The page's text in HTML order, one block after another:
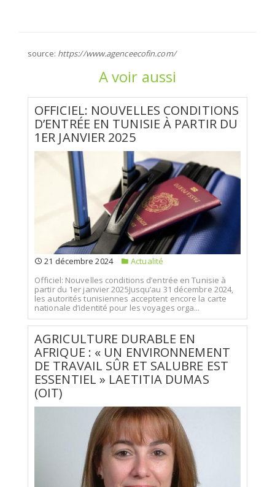
source: https://www.agenceecofin.com/
A voir aussi
OFFICIEL: NOUVELLES CONDITIONS
D’ENTRÉE EN TUNISIE À PARTIR DU
1ER JANVIER 2025
21 décembre 2024
Actualité
Officiel: Nouvelles conditions d’entrée en Tunisie à
partir du 1er janvier 2025Jusqu’au 31 décembre 2024,
les autorités tunisiennes acceptent encore la carte
nationale d’identité pour les voyages orga...
AGRICULTURE DURABLE EN
AFRIQUE : « UN ENVIRONNEMENT
DE TRAVAIL SÛR ET SALUBRE EST
ESSENTIEL » LAETITIA DUMAS
(OIT)